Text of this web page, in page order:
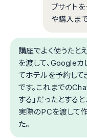
ブサイト
や購入ま
講座でよく使うたと
を渡して、Google
てホテルを予約して
です。これまでの
する」だったとする
実際のPCを渡して
た。